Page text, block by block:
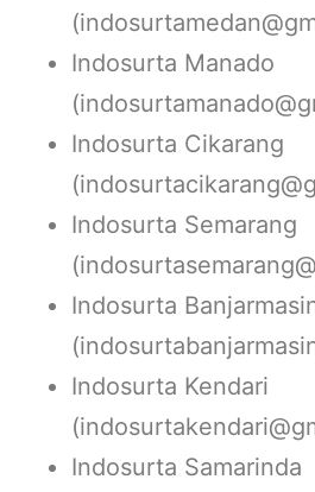
Indosurta Manado
Indosurta Cikarang
Indosurta Semarang
Indosurta
Indosurta Kendari
Indosurta Samarinda